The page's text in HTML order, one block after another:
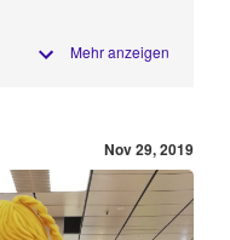
Mehr anzeigen
Nov 29, 2019